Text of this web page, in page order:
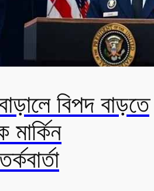
বিপদ বাড়তে
মার্কিন